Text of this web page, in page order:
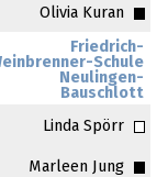
Olivia Kuran
Friedrich-
Schule
Neulingen-
Bauschlott
Linda Spörr
Marleen Jung